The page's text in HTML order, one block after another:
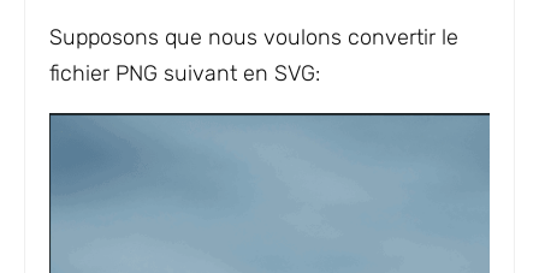
Supposons que nous voulons convertir le
fichier PNG suivant en SVG: